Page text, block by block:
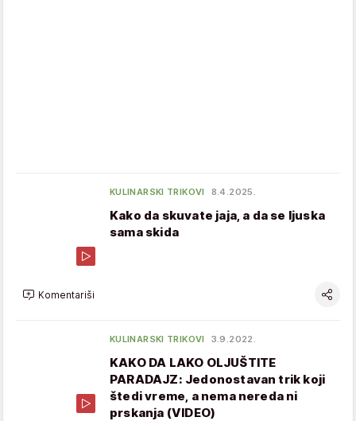
KULINARSKI TRIKOVI 8.4.2025.
Kako da skuvate jaja, a da se ljuska
sama skida
Komentariši
KULINARSKI TRIKOVI 3.9.2022.
KAKO DA LAKO OLJUŠTITE
PARADAJZ: Jedonostavan trik koji
štedi vreme, a nema nereda ni
prskanja (VIDEO)